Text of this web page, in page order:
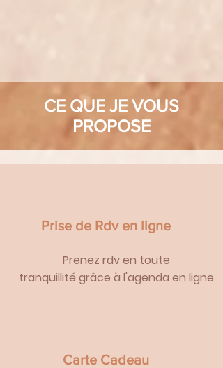
CE QUE JE VOUS
PROPOSE
Prise de Rdv en ligne
Prenez rdv en toute
tranquillité grâce à l'agenda en ligne
Carte Cadeau